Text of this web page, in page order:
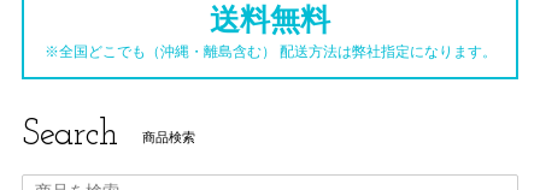
送料無料
※全国どこでも（沖縄・離島含む） 配送方法は弊社指定になります。
Search 商品検索